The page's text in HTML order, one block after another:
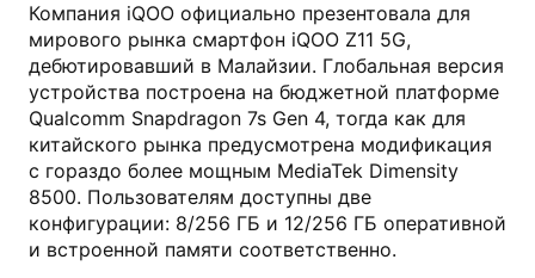
Компания iQOO официально презентовала для
мирового рынка смартфон iQOO Z11 5G,
дебютировавший в Малайзии. Глобальная версия
устройства построена на бюджетной платформе
Qualcomm Snapdragon 7s Gen 4, тогда как для
китайского рынка предусмотрена модификация
с гораздо более мощным MediaTek Dimensity
8500. Пользователям доступны две
конфигурации: 8/256 ГБ и 12/256 ГБ оперативной
и встроенной памяти соответственно.